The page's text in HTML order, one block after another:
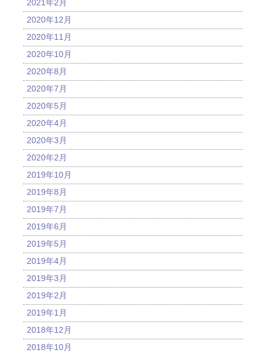
2021年2月
2020年12月
2020年11月
2020年10月
2020年8月
2020年7月
2020年5月
2020年4月
2020年3月
2020年2月
2019年10月
2019年8月
2019年7月
2019年6月
2019年5月
2019年4月
2019年3月
2019年2月
2019年1月
2018年12月
2018年10月